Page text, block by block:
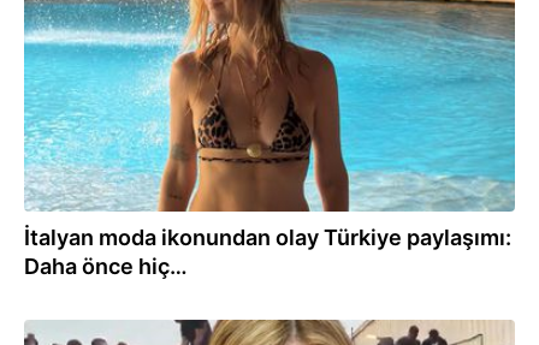
İtalyan moda ikonundan olay Türkiye paylaşımı:
Daha önce hiç…